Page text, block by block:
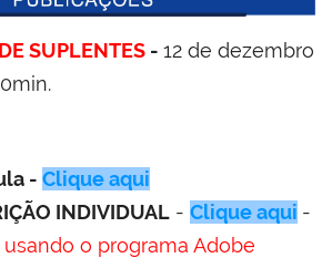
SUPLENTES - 12 de dezembro
- Clique aqui
INDIVIDUAL - Clique aqui -
o programa Adobe